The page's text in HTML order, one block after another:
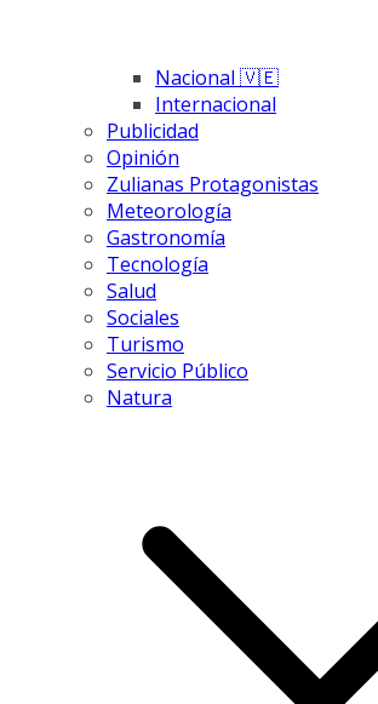
Nacional 🇻🇪
Internacional
Publicidad
Opinión
Zulianas Protagonistas
Meteorología
Gastronomía
Tecnología
Salud
Sociales
Turismo
Servicio Público
Natura